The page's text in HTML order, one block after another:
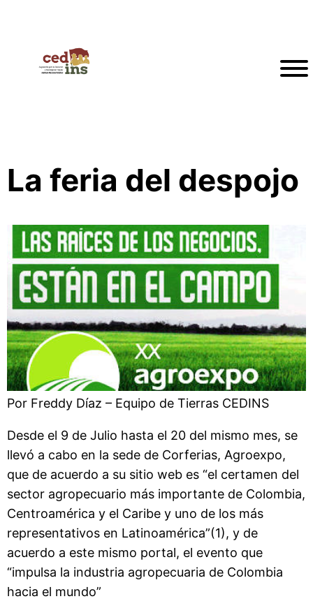
La feria del despojo
Por Freddy Díaz – Equipo de Tierras CEDINS
Desde el 9 de Julio hasta el 20 del mismo mes, se
llevó a cabo en la sede de Corferias, Agroexpo,
que de acuerdo a su sitio web es “el certamen del
sector agropecuario más importante de Colombia,
Centroamérica y el Caribe y uno de los más
representativos en Latinoamérica”(1), y de
acuerdo a este mismo portal, el evento que
“impulsa la industria agropecuaria de Colombia
hacia el mundo”